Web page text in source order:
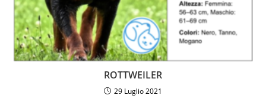
ROTTWEILER
29 Luglio 2021